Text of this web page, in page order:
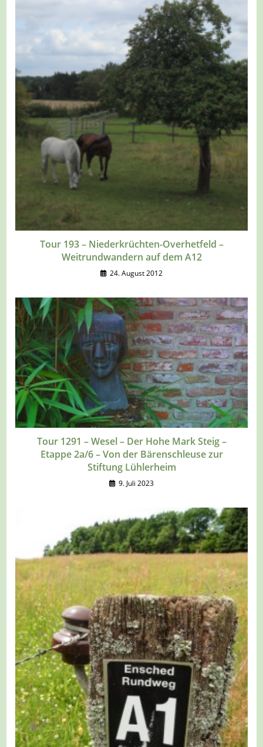
Tour 193 – Niederkrüchten-Overhetfeld –
Weitrundwandern auf dem A12
24. August 2012
Tour 1291 – Wesel – Der Hohe Mark Steig –
Etappe 2a/6 – Von der Bärenschleuse zur
Stiftung Lühlerheim
9. Juli 2023